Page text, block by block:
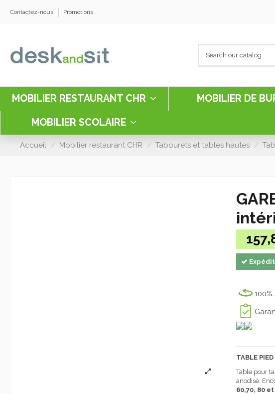
Contactez-nous Promotions
MOBILIER RESTAURANT CHR MOBILIER DE
MOBILIER SCOLAIRE
Accueil Mobilier restaurant CHR Tabourets et tables hautes
TABLE PIED
Table pour
anodisé.
60,70, 80 et